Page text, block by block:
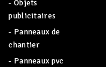
- Objets
publicitaires
- Panneaux de
chantier
- Panneaux pvc